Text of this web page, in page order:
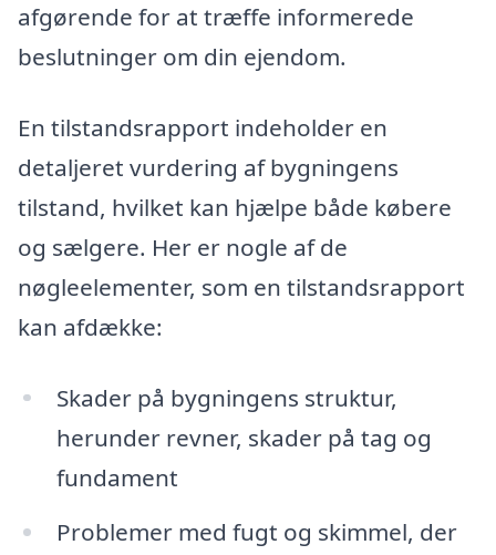
afgørende for at træffe informerede
beslutninger om din ejendom.
En tilstandsrapport indeholder en
detaljeret vurdering af bygningens
tilstand, hvilket kan hjælpe både købere
og sælgere. Her er nogle af de
nøgleelementer, som en tilstandsrapport
kan afdække:
Skader på bygningens struktur,
herunder revner, skader på tag og
fundament
Problemer med fugt og skimmel, der